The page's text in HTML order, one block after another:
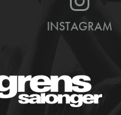
INSTAGRAM